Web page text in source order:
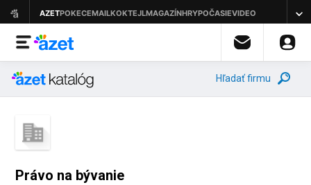
Hľadať firmu
Právo na bývanie